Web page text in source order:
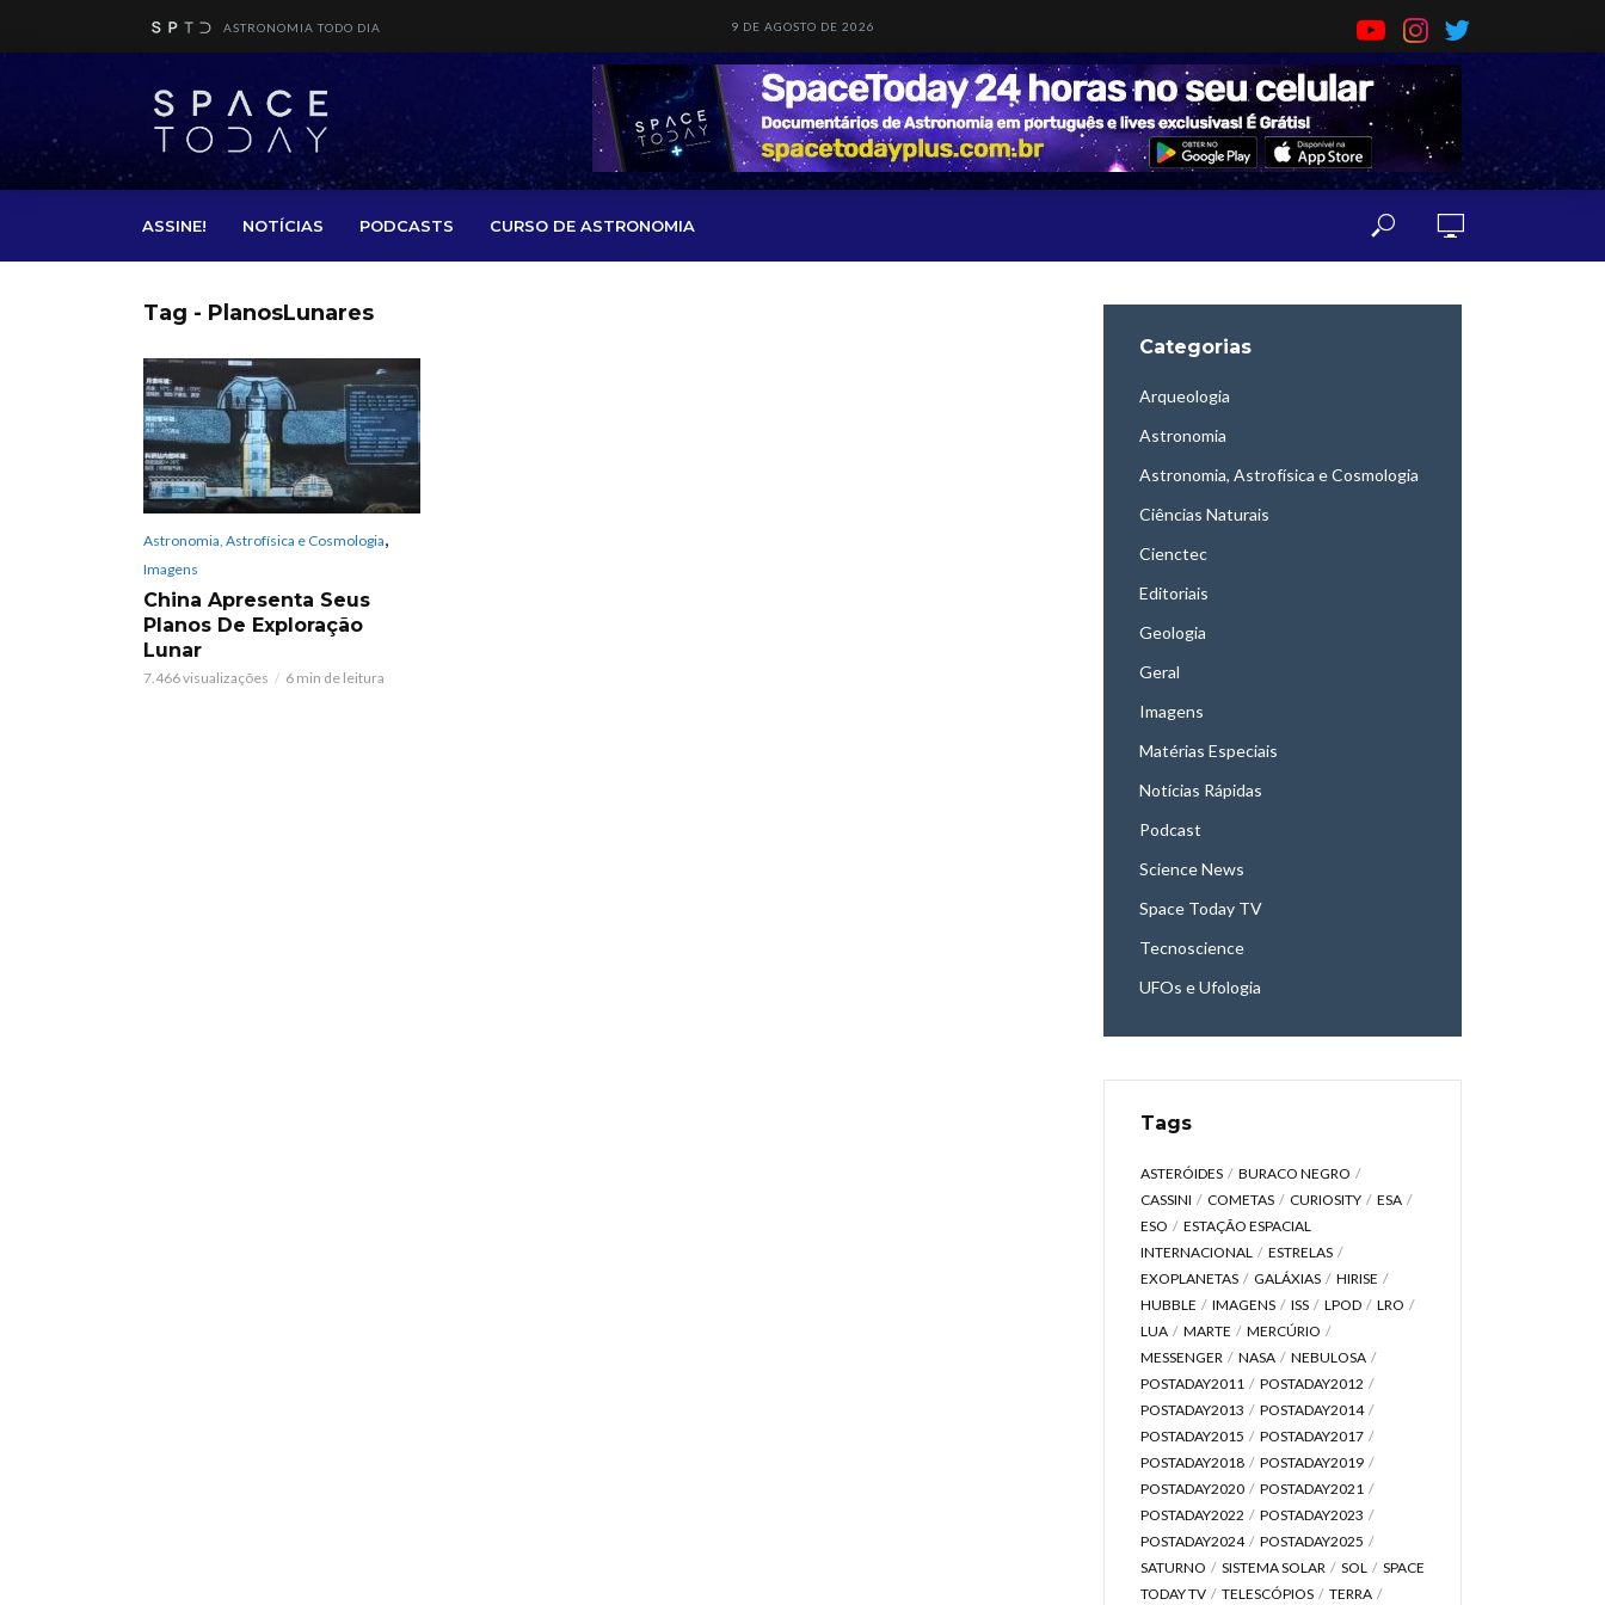
ASTRONOMIA TODO DIA 9 DE AGOSTO DE 2026
ASSINE! NOTÍCIAS PODCASTS CURSO DE ASTRONOMIA
Tag - PlanosLunares
Astronomia, Astrofísica e Cosmologia,
Imagens
China Apresenta Seus
Planos De Exploração
Lunar
7.466 visualizações 6 min de leitura
Categorias
Arqueologia
Astronomia
Astronomia, Astrofísica e Cosmologia
Ciências Naturais
Cienctec
Editoriais
Geologia
Geral
Imagens
Matérias Especiais
Notícias Rápidas
Podcast
Science News
Space Today TV
Tecnoscience
UFOs e Ufologia
Tags
ASTERÓIDES
BURACO NEGRO
CASSINI
COMETAS CURIOSITY
ESA
ESO
ESTAÇÃO ESPACIAL
INTERNACIONAL
ESTRELAS
EXOPLANETAS
GALÁXIAS
HIRISE
HUBBLE
IMAGENS ISS LPOD
LRO
LUA
MARTE
MERCÚRIO
MESSENGER
NASA
NEBULOSA
POSTADAY2011
POSTADAY2012
POSTADAY2013
POSTADAY2014
POSTADAY2015
POSTADAY2017
POSTADAY2018
POSTADAY2019
POSTADAY2020
POSTADAY2021
POSTADAY2022
POSTADAY2023
POSTADAY2024
POSTADAY2025
SATURNO
SISTEMA SOLAR SOL
SPACE
TODAY TV
TELESCÓPIOS TERRA